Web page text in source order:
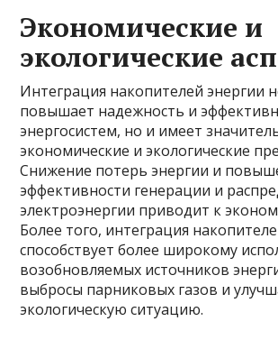
Экономические и
экологические
Интеграция накопителей энергии
повышает надежность и
энергосистем, но и имеет
экономические и экологические
Снижение потерь энергии и
эффективности генерации и
электроэнергии приводит к
Более того, интеграция
способствует более широкому
возобновляемых источников
выбросы парниковых газов и
экологическую ситуацию.